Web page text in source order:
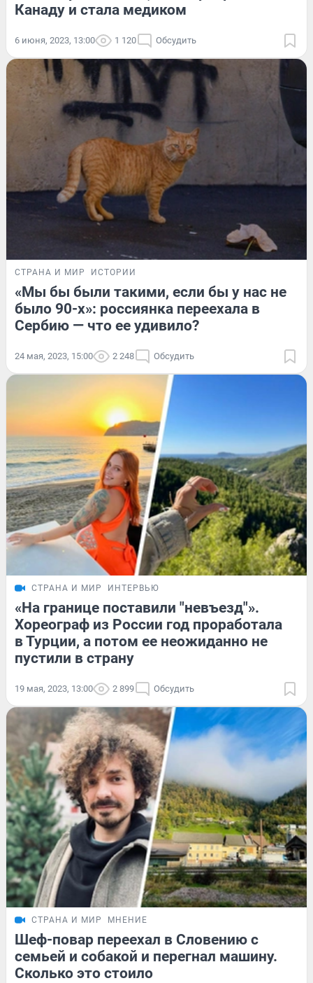
Канаду и стала медиком
6 июня, 2023, 13:00 1 120 Обсудить
СТРАНА И МИР ИСТОРИИ
«Мы бы были такими, если бы у нас не
было 90-х»: россиянка переехала в
Сербию — что ее удивило?
24 мая, 2023, 15:00 2 248 Обсудить
СТРАНА И МИР ИНТЕРВЬЮ
«На границе поставили "невъезд"».
Хореограф из России год проработала
в Турции, а потом ее неожиданно не
пустили в страну
19 мая, 2023, 13:00 2 899 Обсудить
СТРАНА И МИР МНЕНИЕ
Шеф-повар переехал в Словению с
семьей и собакой и перегнал машину.
Сколько это стоило